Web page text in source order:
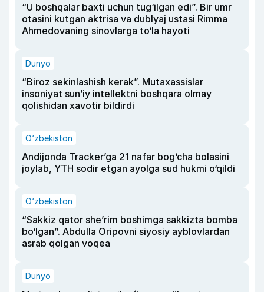
“U boshqalar baxti uchun tug‘ilgan edi”. Bir umr
otasini kutgan aktrisa va dublyaj ustasi Rimma
Ahmedovaning sinovlarga to‘la hayoti
Dunyo
“Biroz sekinlashish kerak”. Mutaxassislar
insoniyat sun’iy intellektni boshqara olmay
qolishidan xavotir bildirdi
O‘zbekiston
Andijonda Tracker’ga 21 nafar bog‘cha bolasini
joylab, YTH sodir etgan ayolga sud hukmi o‘qildi
O‘zbekiston
“Sakkiz qator she’rim boshimga sakkizta bomba
bo‘lgan”. Abdulla Oripovni siyosiy ayblovlardan
asrab qolgan voqea
Dunyo